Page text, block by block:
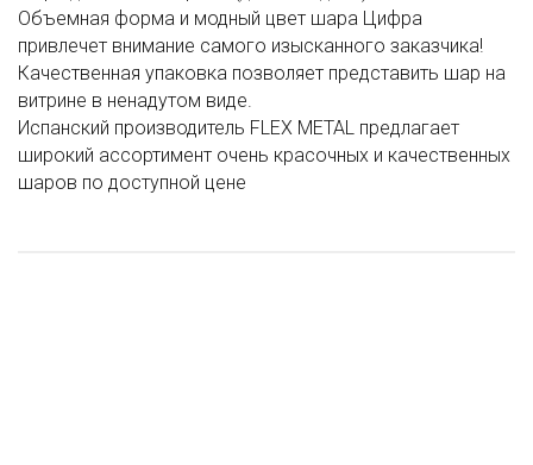
Объемная форма и модный цвет шара Цифра
привлечет внимание самого изысканного заказчика!
Качественная упаковка позволяет представить шар на
витрине в ненадутом виде.
Испанский производитель FLEX METAL предлагает
широкий ассортимент очень красочных и качественных
шаров по доступной цене